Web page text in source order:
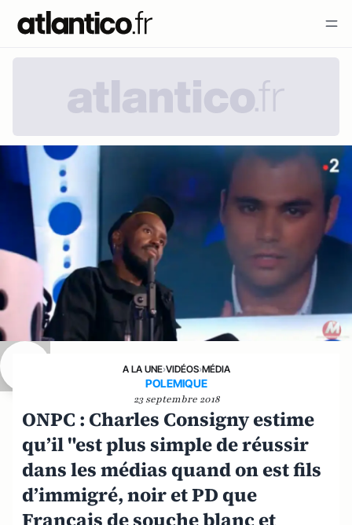
A LA UNE›VIDÉOS›MÉDIA
POLEMIQUE
23 septembre 2018
ONPC : Charles Consigny estime
qu’il "est plus simple de réussir
dans les médias quand on est fils
d’immigré, noir et PD que
Français de souche blanc et